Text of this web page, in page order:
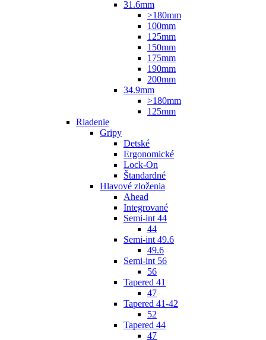
31.6mm
>180mm
100mm
125mm
150mm
175mm
190mm
200mm
34.9mm
>180mm
125mm
Riadenie
Gripy
Detské
Ergonomické
Lock-On
Štandardné
Hlavové zloženia
Ahead
Integrované
Semi-int 44
44
Semi-int 49.6
49.6
Semi-int 56
56
Tapered 41
47
Tapered 41-42
52
Tapered 44
47